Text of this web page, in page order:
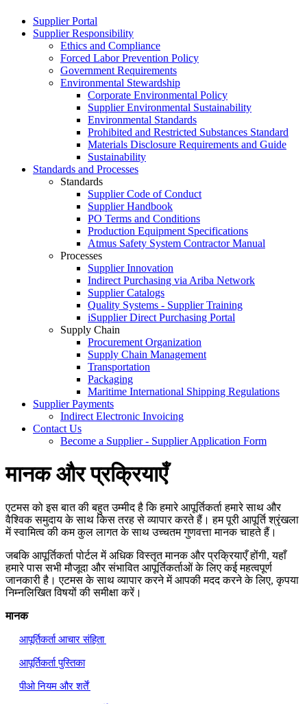
Supplier Portal
Supplier Responsibility
Ethics and Compliance​
Forced Labor Prevention Policy​
Government Requirements
Environmental Stewardship
Corporate Environmental Policy
Supplier Environmental Sustainability
Environmental Standards
Prohibited and Restricted Substances Standard
Materials Disclosure Requirements and Guide
Sustainability
Standards and Processes
Standards
Supplier Code of Conduct
Supplier Handbook
PO Terms and Conditions
Production Equipment Specifications
Atmus Safety System Contractor Manual
Processes
Supplier Innovation
Indirect Purchasing via Ariba Network
Supplier Catalogs​
Quality Systems - Supplier Training
iSupplier Direct Purchasing Portal
Supply Chain
Procurement Organization
Supply Chain Management
Transportation​
Packaging​
Maritime International Shipping Regulations
Supplier Payments
Indirect Electronic Invoicing
Contact Us
Become a Supplier - Supplier Application Form
मानक और प्रक्रियाएँ
एटमस को इस बात की बहुत उम्मीद है कि हमारे आपूर्तिकर्ता हमारे साथ और
वैश्विक समुदाय के साथ किस तरह से व्यापार करते हैं। हम पूरी आपूर्ति श्रृंखला
में स्वामित्व की कम कुल लागत के साथ उच्चतम गुणवत्ता मानक चाहते हैं।
जबकि आपूर्तिकर्ता पोर्टल में अधिक विस्तृत मानक और प्रक्रियाएँ होंगी,यहाँ
हमारे पास सभी मौजूदा और संभावित आपूर्तिकर्ताओं के लिए कई महत्वपूर्ण
जानकारी है। एटमस के साथ व्यापार करने में आपकी मदद करने के लिए,कृपया
निम्नलिखित विषयों की समीक्षा करें।
मानक
आपूर्तिकर्ता आचार संहिता
आपूर्तिकर्ता पुस्तिका
पीओ नियम और शर्तें